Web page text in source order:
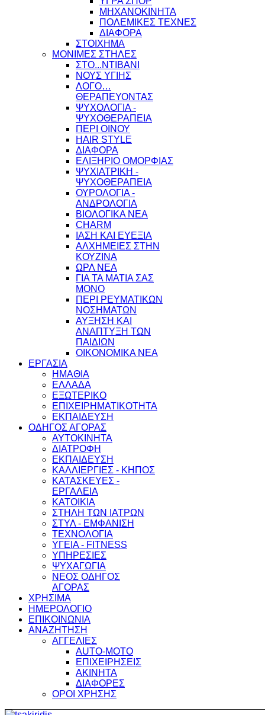
ΜΗΧΑΝΟΚΙΝΗΤΑ
ΠΟΛΕΜΙΚΕΣ ΤΕΧΝΕΣ
ΔΙΑΦΟΡΑ
ΣΤΟΙΧΗΜΑ
ΜΟΝΙΜΕΣ ΣΤΗΛΕΣ
ΣΤΟ...ΝΤΙΒΑΝΙ
ΝΟΥΣ ΥΓΙΗΣ
ΛΟΓΟ…
ΘΕΡΑΠΕΥΟΝΤΑΣ
ΨΥΧΟΛΟΓΙΑ -
ΨΥΧΟΘΕΡΑΠΕΙΑ
ΠΕΡΙ ΟΙΝΟΥ
HAIR STYLE
ΔΙΑΦΟΡΑ
ΕΛΙΞΗΡΙΟ ΟΜΟΡΦΙΑΣ
ΨΥΧΙΑΤΡΙΚΗ -
ΨΥΧΟΘΕΡΑΠΕΙΑ
ΟΥΡΟΛΟΓΙΑ -
ΑΝΔΡΟΛΟΓΙΑ
ΒΙΟΛΟΓΙΚΑ ΝΕΑ
CHARM
ΙΑΣΗ ΚΑΙ ΕΥΕΞΙΑ
ΑΛΧΗΜΕΙΕΣ ΣΤΗΝ
ΚΟΥΖΙΝΑ
ΩΡΛ ΝEA
ΓΙΑ ΤΑ ΜΑΤΙΑ ΣΑΣ
ΜΟΝΟ
ΠΕΡΙ ΡΕΥΜΑΤΙΚΩΝ
ΝΟΣΗΜΑΤΩΝ
ΑΥΞΗΣΗ ΚΑΙ
ΑΝΑΠΤΥΞΗ ΤΩΝ
ΠΑΙΔΙΩΝ
ΟΙΚΟΝΟΜΙΚΑ ΝΕΑ
ΕΡΓΑΣΙΑ
ΗΜΑΘΙΑ
ΕΛΛΑΔΑ
ΕΞΩΤΕΡΙΚΟ
ΕΠΙΧΕΙΡΗΜΑΤΙΚΟΤΗΤΑ
ΕΚΠΑΙΔΕΥΣΗ
ΟΔΗΓΟΣ ΑΓΟΡΑΣ
ΑΥΤΟΚΙΝΗΤΑ
ΔΙΑΤΡΟΦΗ
ΕΚΠΑΙΔΕΥΣΗ
ΚΑΛΛΙΕΡΓΙΕΣ - ΚΗΠΟΣ
ΚΑΤΑΣΚΕΥΕΣ -
ΕΡΓΑΛΕΙΑ
ΚΑΤΟΙΚΙΑ
ΣΤΗΛΗ ΤΩΝ ΙΑΤΡΩΝ
ΣΤΥΛ - ΕΜΦΑΝΙΣΗ
ΤΕΧΝΟΛΟΓΙΑ
ΥΓΕΙΑ - FITNESS
ΥΠΗΡΕΣΙΕΣ
ΨΥΧΑΓΩΓΙΑ
ΝΕΟΣ ΟΔΗΓΟΣ
ΑΓΟΡΑΣ
ΧΡΗΣΙΜΑ
ΗΜΕΡΟΛΟΓΙΟ
ΕΠΙΚΟΙΝΩΝΙΑ
ΑΝΑΖΗΤΗΣΗ
ΑΓΓΕΛΙΕΣ
AUTO-MOTO
ΕΠΙΧΕΙΡΗΣΕΙΣ
ΑΚΙΝΗΤΑ
ΔΙΑΦΟΡΕΣ
ΟΡΟΙ ΧΡΗΣΗΣ